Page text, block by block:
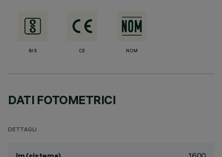
BIS CE NOM
DATI FOTOMETRICI
DETTAGLI